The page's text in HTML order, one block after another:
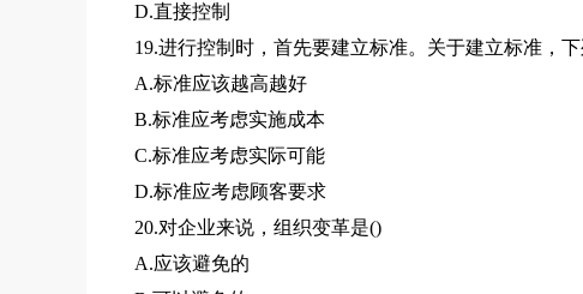
D.直接控制
19.进行控制时，首先要建立标准。关于建立标准，下
A.标准应该越高越好
B.标准应考虑实施成本
C.标准应考虑实际可能
D.标准应考虑顾客要求
20.对企业来说，组织变革是()
A.应该避免的